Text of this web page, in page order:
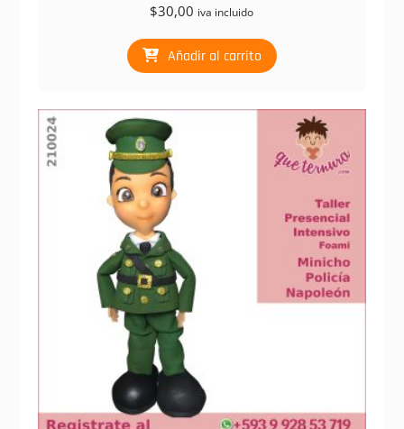
$30,00 iva incluido
Añadir al carrito